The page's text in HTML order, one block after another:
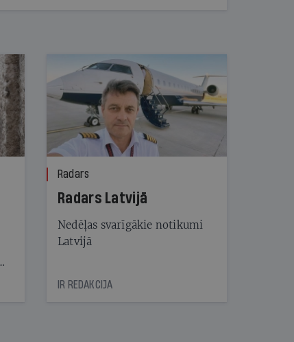
Radars
Radars Latvijā
Nedēļas svarīgākie notikumi
Latvijā
IR REDAKCIJA